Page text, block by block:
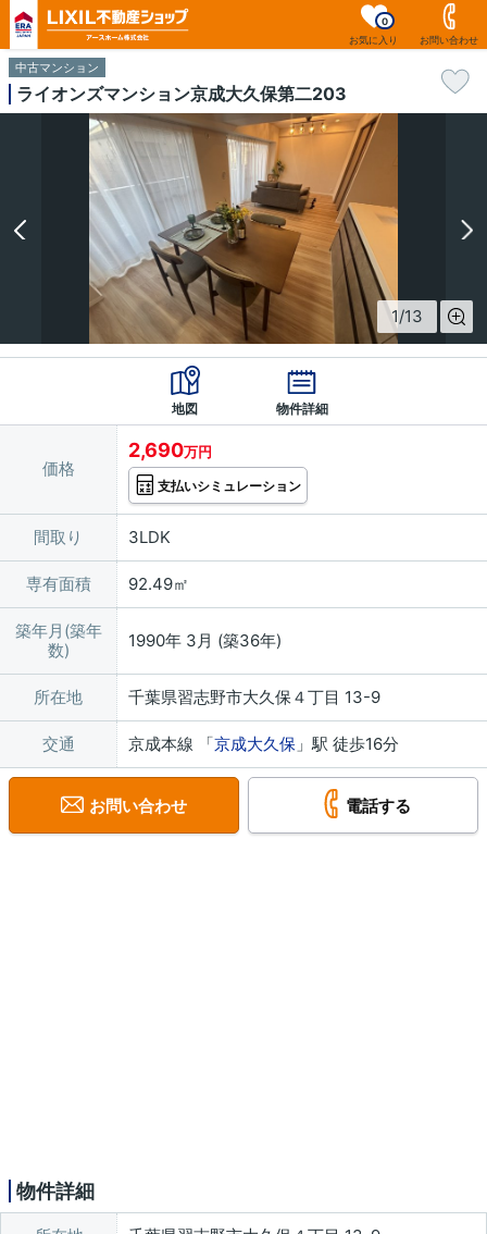
お気に入り
0
お問い合わせ
中古マンション
ライオンズマンション京成大久保第二203
1/13
地図 物件詳細
価格
2,690万円
支払いシミュレーション
間取り 3LDK
専有面積 92.49㎡
築年月(築年
数)
1990年 3月 (築36年)
所在地 千葉県習志野市大久保４丁目 13-9
交通 京成本線 「京成大久保 」駅 徒歩16分
お問い合わせ 電話する
物件詳細